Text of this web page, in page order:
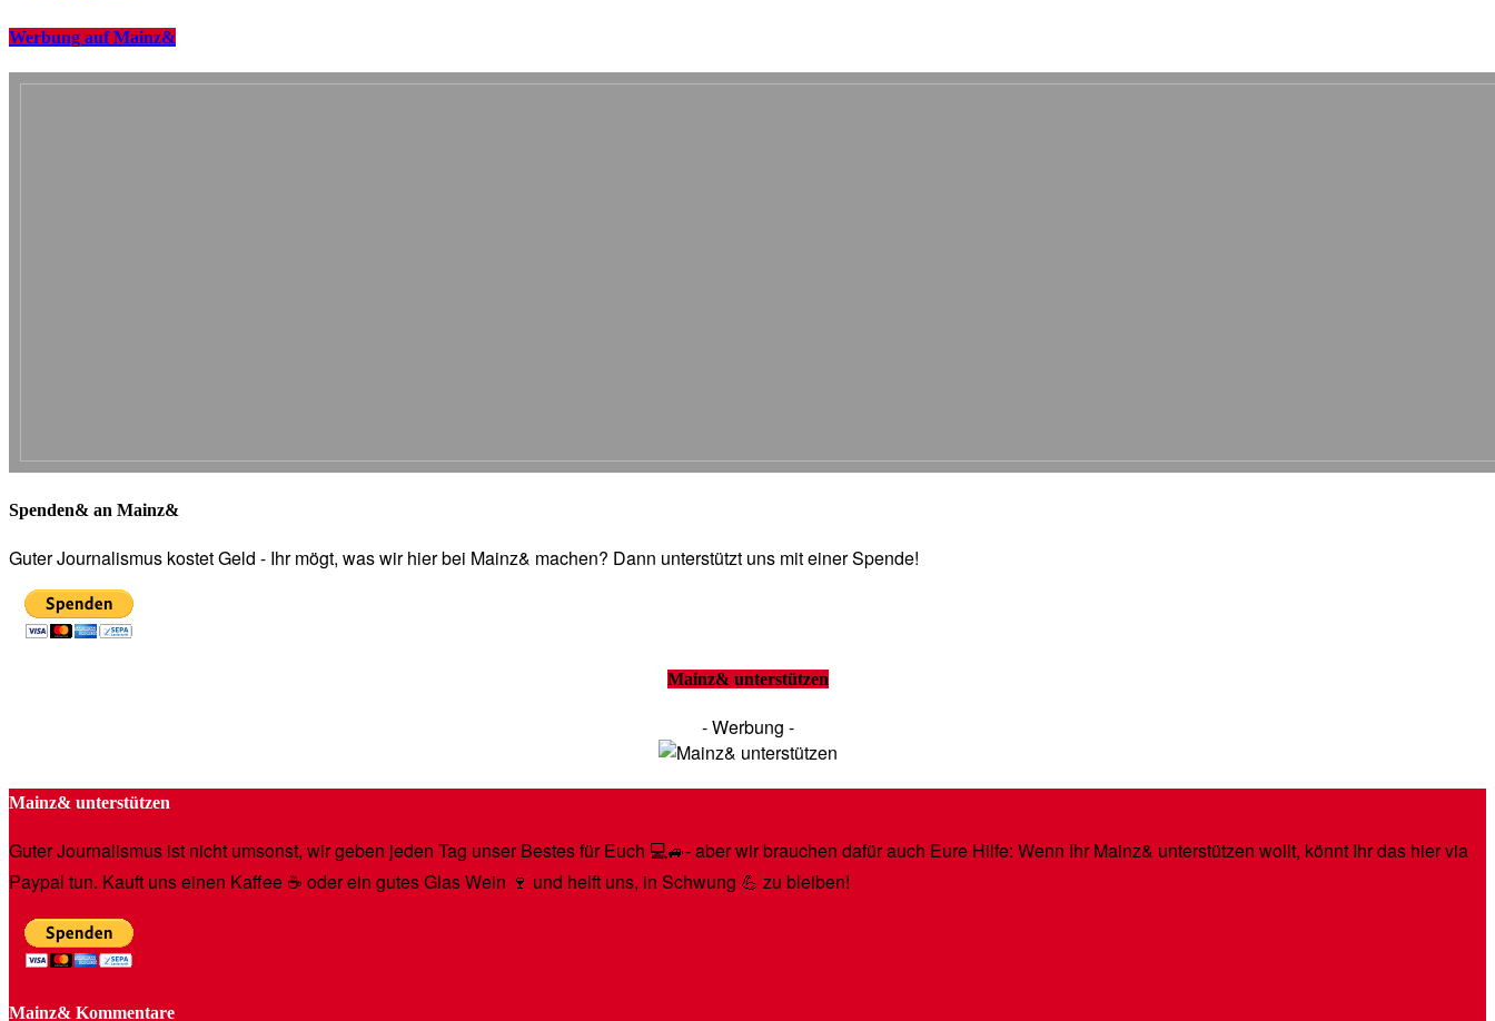
Werbung auf Mainz&
Spenden& an Mainz&
Guter Journalismus kostet Geld - Ihr mögt, was wir hier bei Mainz& machen? Dann unterstützt uns mit einer Spende!
Mainz& unterstützen
- Werbung -
Mainz& unterstützen
Guter Journalismus ist nicht umsonst, wir geben jeden Tag unser Bestes für Euch 💻🚙- aber wir brauchen dafür auch Eure Hilfe: Wenn Ihr Mainz& unterstützen wollt, könnt Ihr das hier via
Paypal tun. Kauft uns einen Kaffee ☕️ oder ein gutes Glas Wein 🍷 und helft uns, in Schwung 💪 zu bleiben!
Mainz& Kommentare